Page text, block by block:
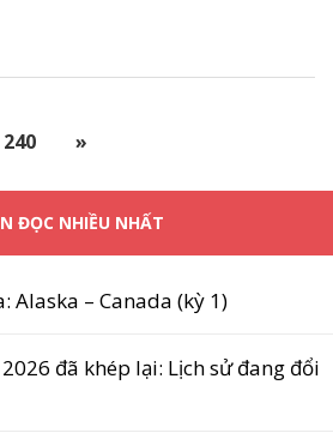
240 »
ĐỌC NHIỀU NHẤT
Alaska – Canada (kỳ 1)
đã khép lại: Lịch sử đang đổi